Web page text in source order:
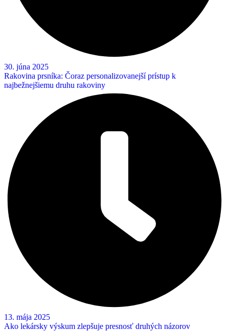
30. júna 2025
Rakovina prsníka: Čoraz personalizovanejší prístup k
najbežnejšiemu druhu rakoviny
13. mája 2025
Ako lekársky výskum zlepšuje presnosť druhých názorov